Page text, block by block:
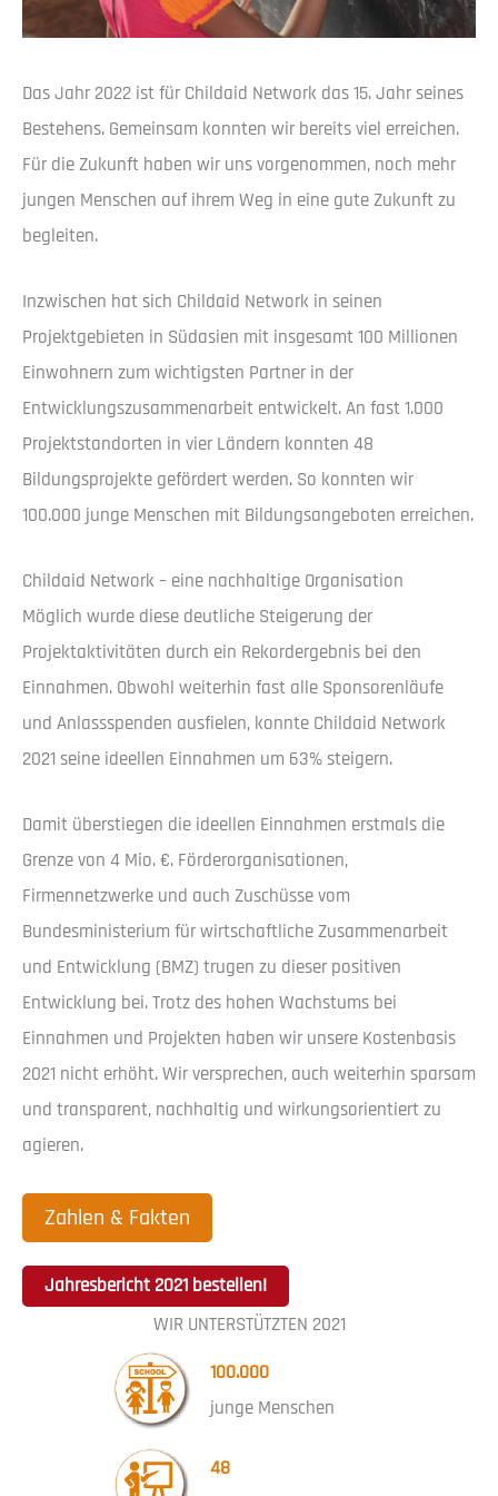
Das Jahr 2022 ist für Childaid Network das 15. Jahr seines
Bestehens. Gemeinsam konnten wir bereits viel erreichen.
Für die Zukunft haben wir uns vorgenommen, noch mehr
jungen Menschen auf ihrem Weg in eine gute Zukunft zu
begleiten.
Inzwischen hat sich Childaid Network in seinen
Projektgebieten in Südasien mit insgesamt 100 Millionen
Einwohnern zum wichtigsten Partner in der
Entwicklungszusammenarbeit entwickelt. An fast 1.000
Projektstandorten in vier Ländern konnten 48
Bildungsprojekte gefördert werden. So konnten wir
100.000 junge Menschen mit Bildungsangeboten erreichen.
Childaid Network – eine nachhaltige Organisation
Möglich wurde diese deutliche Steigerung der
Projektaktivitäten durch ein Rekordergebnis bei den
Einnahmen. Obwohl weiterhin fast alle Sponsorenläufe
und Anlassspenden ausfielen, konnte Childaid Network
2021 seine ideellen Einnahmen um 63% steigern.
Damit überstiegen die ideellen Einnahmen erstmals die
Grenze von 4 Mio. €. Förderorganisationen,
Firmennetzwerke und auch Zuschüsse vom
Bundesministerium für wirtschaftliche Zusammenarbeit
und Entwicklung (BMZ) trugen zu dieser positiven
Entwicklung bei. Trotz des hohen Wachstums bei
Einnahmen und Projekten haben wir unsere Kostenbasis
2021 nicht erhöht. Wir versprechen, auch weiterhin sparsam
und transparent, nachhaltig und wirkungsorientiert zu
agieren.
Zahlen & Fakten
Jahresbericht 2021 bestellen!
WIR UNTERSTÜTZTEN 2021
100.000
junge Menschen
48